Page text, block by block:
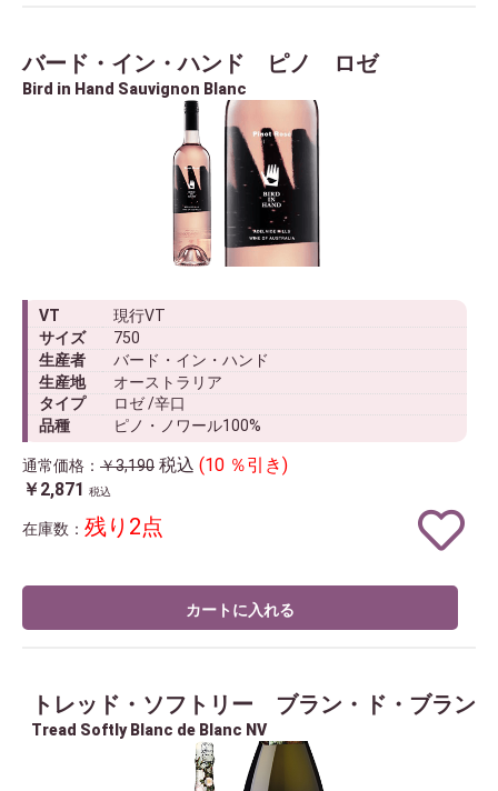
バード・イン・ハンド ピノ ロゼ
Bird in Hand Sauvignon Blanc
VT
現行VT
サイズ
750
生産者
バード・イン・ハンド
生産地
オーストラリア
タイプ
ロゼ /辛口
品種
ピノ・ノワール100%
通常価格： ￥3,190 税込 (10 ％引き)
￥2,871 税込
在庫数： 残り2点
カートに入れる
トレッド・ソフトリー ブラン・ド・ブラン
Tread Softly Blanc de Blanc NV